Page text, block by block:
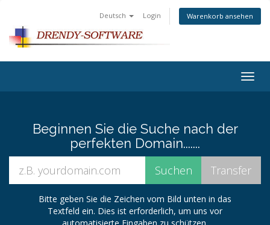
Deutsch Login Warenkorb ansehen
Beginnen Sie die Suche nach der
perfekten Domain.......
Bitte geben Sie die Zeichen vom Bild unten in das
Textfeld ein. Dies ist erforderlich, um uns vor